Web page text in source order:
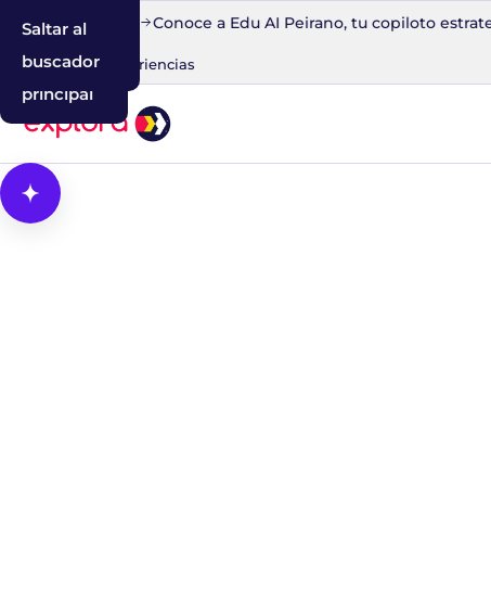
Saltar al
contenido
principal
Saltar a la
navegación
Saltar al
buscador
30 minutos Conoce a Edu AI Peirano, tu copiloto
Blog IA Experiencias
Abrir Cosmos, el asistente con IA